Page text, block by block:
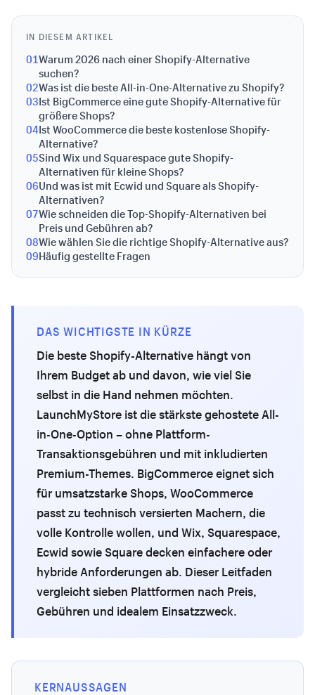
IN DIESEM ARTIKEL
01Warum 2026 nach einer Shopify-Alternative
suchen?
02Was ist die beste All-in-One-Alternative zu Shopify?
03Ist BigCommerce eine gute Shopify-Alternative für
größere Shops?
04Ist WooCommerce die beste kostenlose Shopify-
Alternative?
05Sind Wix und Squarespace gute Shopify-
Alternativen für kleine Shops?
06Und was ist mit Ecwid und Square als Shopify-
Alternativen?
07Wie schneiden die Top-Shopify-Alternativen bei
Preis und Gebühren ab?
08Wie wählen Sie die richtige Shopify-Alternative aus?
09Häufig gestellte Fragen
DAS WICHTIGSTE IN KÜRZE
Die beste Shopify-Alternative hängt von
Ihrem Budget ab und davon, wie viel Sie
selbst in die Hand nehmen möchten.
LaunchMyStore ist die stärkste gehostete All-
in-One-Option – ohne Plattform-
Transaktionsgebühren und mit inkludierten
Premium-Themes. BigCommerce eignet sich
für umsatzstarke Shops, WooCommerce
passt zu technisch versierten Machern, die
volle Kontrolle wollen, und Wix, Squarespace,
Ecwid sowie Square decken einfachere oder
hybride Anforderungen ab. Dieser Leitfaden
vergleicht sieben Plattformen nach Preis,
Gebühren und idealem Einsatzzweck.
KERNAUSSAGEN